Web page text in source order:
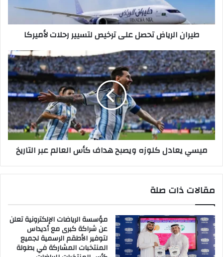
طيران الرياض تحصل على ترخيص لتسيير رحلات لأميركا
ميسي
يعادل
ويصبح
هداف
كأس
العالم
عبر
التاريخ
ميسي يعادل كلوزه ويصبح هداف كأس العالم عبر التاريخ
مقالات ذات صلة
مؤسسة الرياضات الإلكترونية تعلن
عن شراكة كبرى مع أديداس
لتوفير الأطقم الرسمية لجميع
المنتخبات المشاركة في بطولة